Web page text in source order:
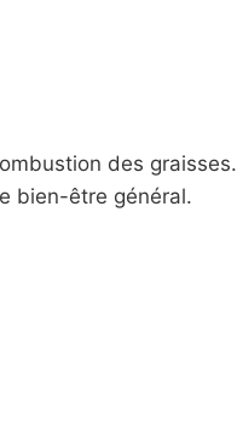
des graisses.
bien-être général.